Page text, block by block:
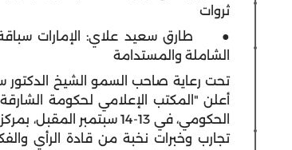
ثروات
● طارق سعيد علاي: الإمارات سباقة
الشاملة والمستدامة
تحت رعاية صاحب السمو الشيخ
الحكومي، في 13-14
تجارب وخبرات نخبة من قادة الرأي